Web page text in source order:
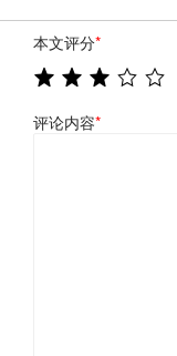
本文评分*
评论内容*